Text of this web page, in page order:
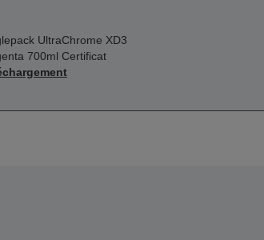
UltraChrome XD3
700ml Certificat